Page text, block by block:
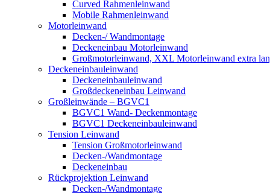
Curved Rahmenleinwand
Mobile Rahmenleinwand
Motorleinwand
Decken-/ Wandmontage
Deckeneinbau Motorleinwand
Großmotorleinwand, XXL Motorleinwand extra
Deckeneinbauleinwand
Deckeneinbauleinwand
Großdeckeneinbau Leinwand
Großleinwände – BGVC1
BGVC1 Wand- Deckenmontage
BGVC1 Deckeneinbauleinwand
Tension Leinwand
Tension Großmotorleinwand
Decken-/Wandmontage
Deckeneinbau
Rückprojektion Leinwand
Decken-/Wandmontage